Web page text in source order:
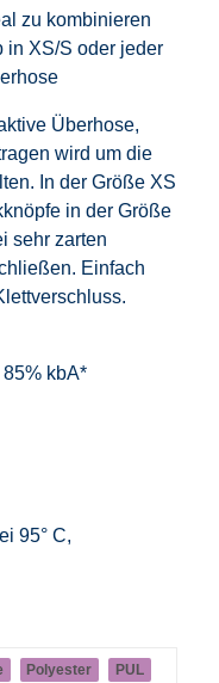
zu kombinieren
in XS/S oder jeder
Überhose,
wird um die
In der Größe XS
in der Größe
sehr zarten
Einfach
kbA*
95° C,
Polyester PUL